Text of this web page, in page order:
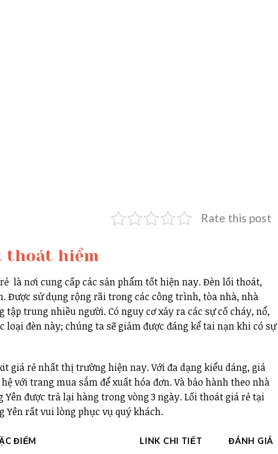
Rate this post
thoát hiểm
là nơi cung cấp các sản phẩm tốt hiện nay. Đèn lối thoát,
Được sử dụng rộng rãi trong các công trình, tòa nhà, nhà
trung nhiều người. Có nguy cơ xảy ra các sự cố cháy, nổ,
loại đèn này; chúng ta sẽ giảm được đáng kể tai nạn khi có sự
giá rẻ nhất thị trường hiện nay. Với đa dạng kiểu dáng, giá
hệ với trang mua sắm để xuất hóa đơn. Và bảo hành theo nhà
được trả lại hàng trong vòng 3 ngày. Lối thoát giá rẻ tại
rất vui lòng phục vụ quý khách.
ĐIỂM LINK CHI TIẾT
ĐÁNH GIÁ